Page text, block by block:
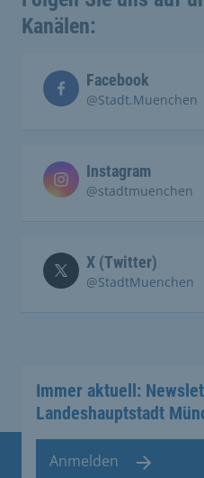
Kanälen:
Facebook
@Stadt.Muenchen
Instagram
@stadtmuenchen
X (Twitter)
@StadtMuenchen
Immer aktuell:
Landeshauptstadt
Anmelden